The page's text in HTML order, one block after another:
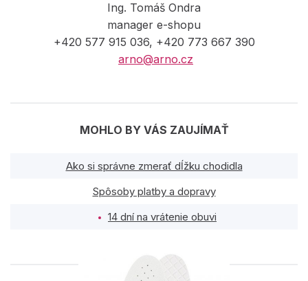
Ing. Tomáš Ondra
manager e-shopu
+420 577 915 036, +420 773 667 390
arno@arno.cz
MOHLO BY VÁS ZAUJÍMAŤ
Ako si správne zmerať dĺžku chodidla
Spôsoby platby a dopravy
14 dní na vrátenie obuvi